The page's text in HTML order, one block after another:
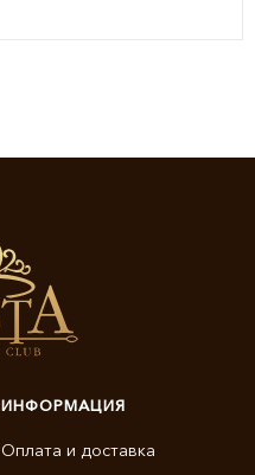
ИНФОРМАЦИЯ
Оплата и доставка